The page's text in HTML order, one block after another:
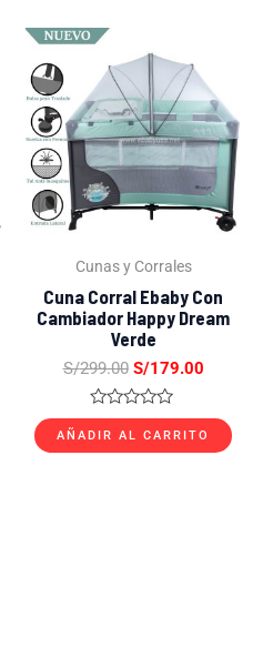
Cunas y Corrales
Cuna Corral Ebaby Con
Cambiador Happy Dream
Verde
S/299.00
precio
original
era:
S/299.00.
S/179.00
actual
es:
S/
Valorado
con
0
AÑADIR AL CARRITO